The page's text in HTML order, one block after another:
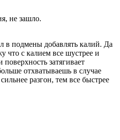
не зашло.
в подмены добавлять калий. Да
что с калием все шустрее и
поверхность затягивает
отхватываешь в случае
разгон, тем все быстрее